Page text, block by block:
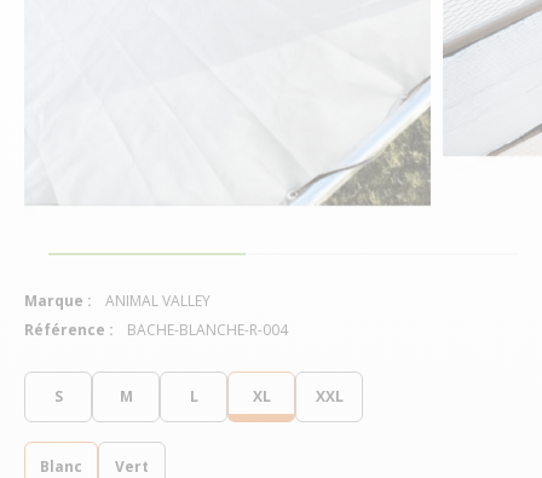
S M L XL XXL
Blanc Vert
Marque :
ANIMAL VALLEY
Référence :
BACHE-BLANCHE-R-004